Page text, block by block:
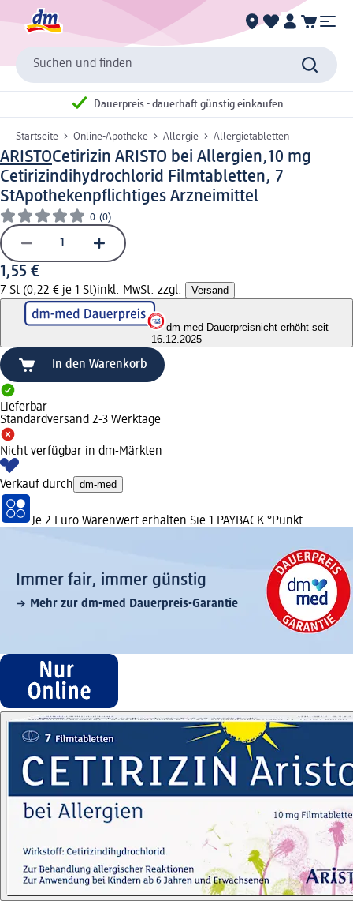
Suchen und finden
Dauerpreis - dauerhaft günstig einkaufen
Startseite Online-Apotheke Allergie Allergietabletten
ARISTOCetirizin ARISTO bei Allergien,10 mg
Cetirizindihydrochlorid Filmtabletten, 7
StApothekenpflichtiges Arzneimittel
0 (0)
1,55 €
7 St (0,22 € je 1 St)inkl. MwSt. zzgl. Versand
dm-med Dauerpreisnicht erhöht seit
16.12.2025
In den Warenkorb
Lieferbar
Standardversand 2-3 Werktage
Nicht verfügbar in dm-Märkten
Verkauf durch dm-med
Je 2 Euro Warenwert erhalten Sie 1 PAYBACK °Punkt
Immer fair,­ immer günstig
Mehr zur dm-med Dauerpreis-Garantie